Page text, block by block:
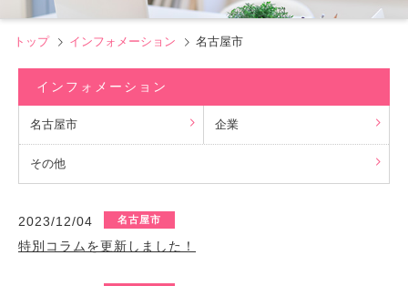
トップ インフォメーション 名古屋市
インフォメーション
名古屋市 企業
その他
2023/12/04 名古屋市
特別コラムを更新しました！